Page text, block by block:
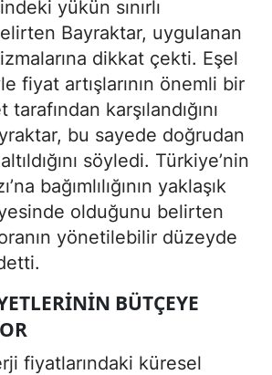
yükün sınırlı
Bayraktar, uygulanan
dikkat çekti. Eşel
fiyat artışlarının önemli bir
tarafından karşılandığını
bu sayede doğrudan
söyledi. Türkiye’nin
bağımlılığının yaklaşık
olduğunu belirten
yönetilebilir düzeyde
BÜTÇEYE
fiyatlarındaki küresel